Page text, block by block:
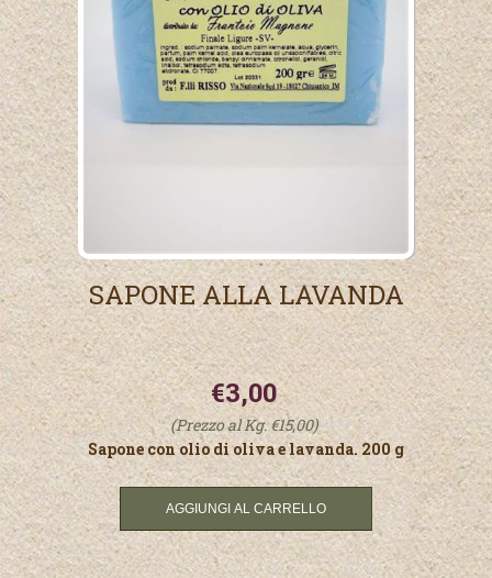
SAPONE ALLA LAVANDA
€3,00
(Prezzo al Kg. €15,00)
Sapone con olio di oliva e lavanda. 200 g